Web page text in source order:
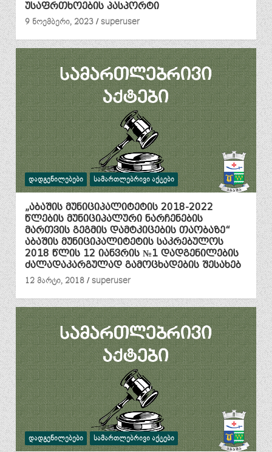
უსაფრთხოების პასპორტი
9 ნოემბერი, 2023
superuser
ᲓᲐᲓᲒᲔᲜᲘᲚᲔᲑᲔᲑᲘ ᲡᲐᲛᲐᲠᲗᲚᲔᲑᲠᲘᲕᲘ ᲐᲥᲢᲔᲑᲘ
„აბაშის მუნიციპალიტეტის 2018-2022
წლების მუნიციპალური ნარჩენების
მართვის გეგმის დამტკიცების თაობაზე“
აბაშის მუნიციპალიტეტის საკრებულოს
2018 წლის 12 იანვრის №1 დადგენილების
ძალადაკარგულად გამოცხადების შესახებ
12 მარტი, 2018
superuser
ᲓᲐᲓᲒᲔᲜᲘᲚᲔᲑᲔᲑᲘ ᲡᲐᲛᲐᲠᲗᲚᲔᲑᲠᲘᲕᲘ ᲐᲥᲢᲔᲑᲘ